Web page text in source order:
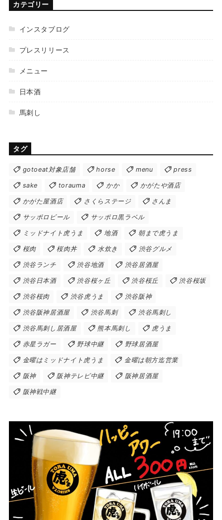
カテゴリー
インスタブログ
プレスリリース
メニュー
日本酒
馬刺し
タグ
gotoeat対象店舗 horse menu press
sake torauma かか かがたや酒店
かがた屋酒店 さくらステージ さんま
サッポロビール サッポロ黒ラベル
ミッドナイト虎うま 地酒 朝まで虎うま
桜肉 桜肉丼 水炊き 渋谷グルメ
渋谷ランチ 渋谷地酒 渋谷居酒屋
渋谷日本酒 渋谷桜ヶ丘 渋谷桜丘 渋谷桜坂
渋谷桜肉 渋谷虎うま 渋谷阪神
渋谷阪神居酒屋 渋谷馬刺 渋谷馬刺し
渋谷馬刺し居酒屋 熊本馬刺し 虎うま
赤星ラガー 野球中継 野球居酒屋
金曜はミッドナイト虎うま 金曜は朝方迄営業
阪神 阪神テレビ中継 阪神居酒屋
阪神戦中継